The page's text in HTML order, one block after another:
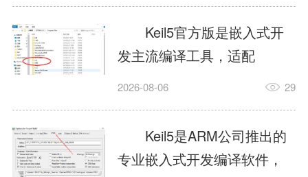
AgentSkill，就是给AI大脑装
上的一双机械手，它真的能
解决很多问题。1什么是
AgentSkillSkill指...
力，代码编译稳定，调试工
具成熟，大量开源项目基于
该平台开发。新项目需要单
独下载对应芯片支持包，新
手配置难度较高，正版商业
授权费用不菲，未授权版本
存在程序容量限制，适合硬
Keil5官方版是嵌入式开
发主流编译工具，适配
STM32、51单片机等多款芯
在线调试、代码仿真，兼容
众多厂商芯片安装包。软件
需要手动添加器件库，初次
2026-08-06 29
Keil5是ARM公司推出的
专业嵌入式开发编译软件，